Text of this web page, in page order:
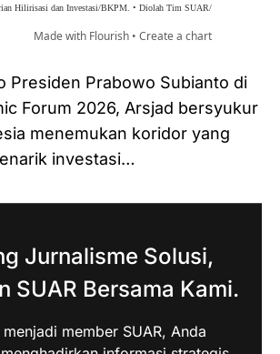
Presiden Prabowo Subianto di
Forum 2026, Arsjad bersyukur
menemukan koridor yang
investasi…
Jurnalisme Solusi,
SUAR Bersama Kami.
member SUAR, Anda